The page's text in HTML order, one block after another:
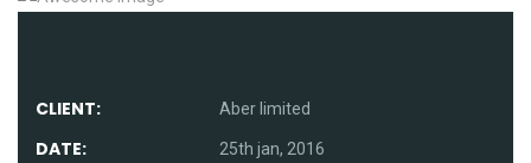
CLIENT: Aber limited
DATE: 25th jan, 2016